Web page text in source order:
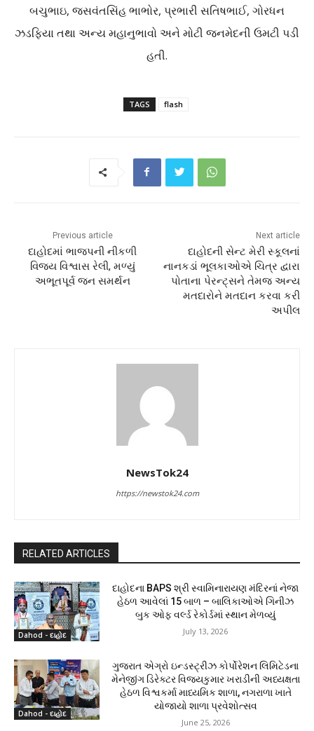
બચુભાઇ, જસવંતસિંહ ભાભોર, પ્રભારી સતિષભાઈ, ગોરધન
ઝડફિયા તથા અન્ય મહાનુભાવો અને મોટી જનમેદની ઉમટી પડી
હતી.
TAGS flash
Previous article
દાહોદમાં ભાજપની નીકળી
વિજય વિશ્વાસ રેલી, મળ્યું
અભૂતપૂર્વ જન સમર્થન
Next article
દાહોદની સેન્ટ મેરી સ્કૂલનાં
નાનકડાં ભૂલકાઓએ ચિત્ર દ્વારા
પોતાના પેરન્ટ્સને તેમજ અન્ય
મતદારોને મતદાન કરવા કરી
અપીલ
NewsTok24
https://newstok24.com
RELATED ARTICLES
Dahod - દાહોદ
દાહોદના BAPS શ્રી સ્વામિનારાયણ મંદિરનાં નેજા
હેઠળ આવેલાં 15 બાળ – બાલિકાઓએ ગિનીઝ
બુક ઓફ વર્લ્ડ રેકોર્ડમાં સ્થાન મેળવ્યું
July 13, 2026
Dahod - દાહોદ
ગુજરાત એગ્રો ઇન્ડસ્ટ્રીઝ કોર્પોરેશન લિમિટેડના
મેનેજીંગ ડિરેક્ટર વિજયકુમાર ખરાડીની અધ્યક્ષતા
હેઠળ વિશ્વકર્મા માધ્યમિક શાળા, નગરાળા ખાતે
યોજાયો શાળા પ્રવેશોત્સવ
June 25, 2026